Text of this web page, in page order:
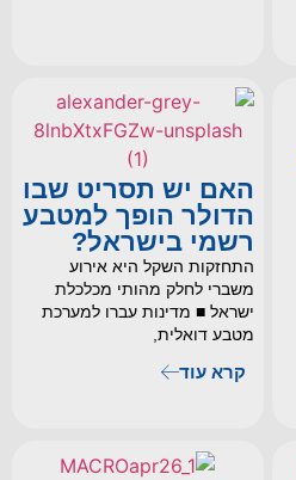
האם יש תסריט שבו
הדולר הופך למטבע
רשמי בישראל?
התחזקות השקל היא אירוע
משברי לחלק מהותי מכלכלת
ישראל ■ מדינות עברו למערכת
מטבע דואלית,
קרא עוד